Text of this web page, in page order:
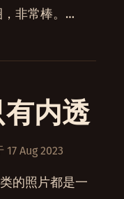
非常棒。…
内透
17 Aug 2023
的照片都是一